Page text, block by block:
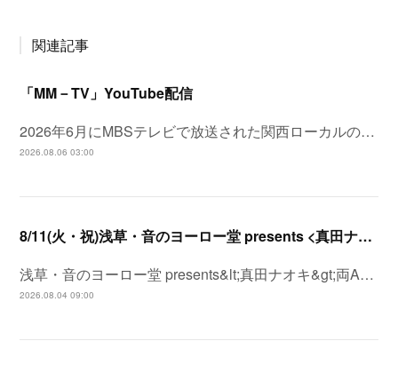
関連記事
「MM－TV」YouTube配信
2026年6月にMBSテレビで放送された関西ローカルの…
2026.08.06 03:00
8/11(火・祝)浅草・音のヨーロー堂 presents <真田ナオキ>両A面シングル「プルメリア ラプソディ / 陽が沈む前に…」発売記念 スペシャルイベント開催決定！
浅草・音のヨーロー堂 presents&lt;真田ナオキ&gt;両A…
2026.08.04 09:00